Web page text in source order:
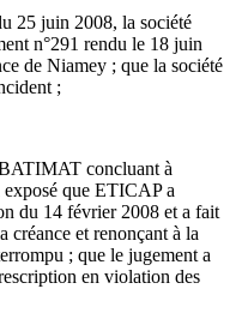
25 juin 2008, la société
n°291 rendu le 18 juin
de Niamey ; que la société
;
concluant à
que ETICAP a
du 14 février 2008 et a fait
créance et renonçant à la
; que le jugement a
en violation des